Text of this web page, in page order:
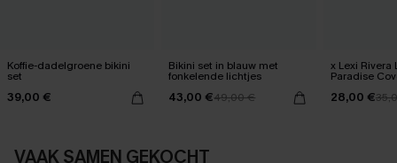
Koffie-dadelgroene bikini
set
39,00 €
Bikini set in blauw met
fonkelende lichtjes
43,00 €49,00 €
x Lexi Rivera
Paradise
28,00 €
VAAK SAMEN GEKOCHT